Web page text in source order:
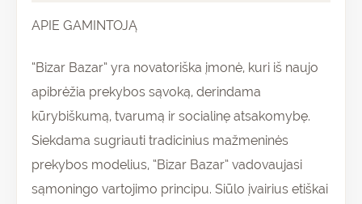
APIE GAMINTOJĄ
“Bizar Bazar” yra novatoriška įmonė, kuri iš naujo
apibrėžia prekybos sąvoką, derindama
kūrybiškumą, tvarumą ir socialinę atsakomybę.
Siekdama sugriauti tradicinius mažmeninės
prekybos modelius, “Bizar Bazar” vadovaujasi
sąmoningo vartojimo principu. Siūlo įvairius etiškai